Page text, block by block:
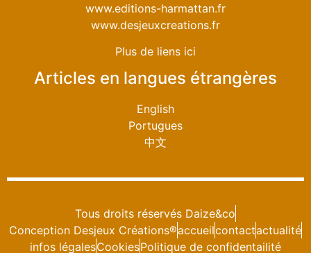
www.editions-harmattan.fr
www.desjeuxcreations.fr
Plus de liens ici
Articles en langues étrangères
English
Portugues
中文
Tous droits réservés Daize&co
Conception Desjeux Créations®accueilcontactactualité
infos légalesCookiesPolitique de confidentailité